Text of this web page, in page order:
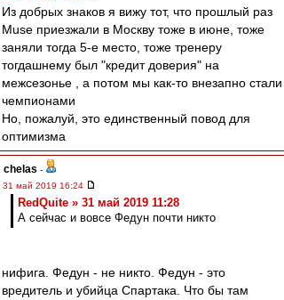
Из добрых знаков я вижу тот, что прошлый раз
Muse приезжали в Москву тоже в июне, тоже
заняли тогда 5-е место, тоже тренеру
тогдашнему был "кредит доверия" на
межсезонье , а потом мы как-то внезапно стали
чемпионами
Но, пожалуй, это единственный повод для
оптимизма
chelas -
31 май 2019 16:24
RedQuite » 31 май 2019 11:28
А сейчас и вовсе Федун почти никто
нифига. Федун - не никто. Федун - это
вредитель и убийца Спартака. Что бы там